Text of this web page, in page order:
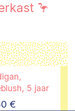
🦩
5 jaar
€